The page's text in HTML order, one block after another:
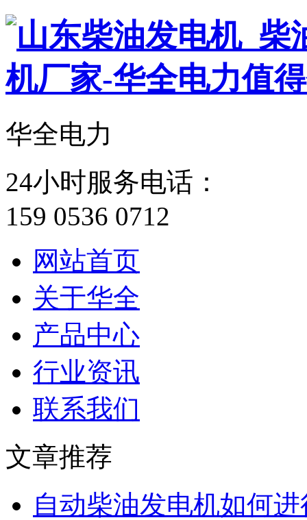
华全电力
24小时服务电话：
159 0536 0712
网站首页
关于华全
产品中心
行业资讯
联系我们
文章推荐
自动柴油发电机如何